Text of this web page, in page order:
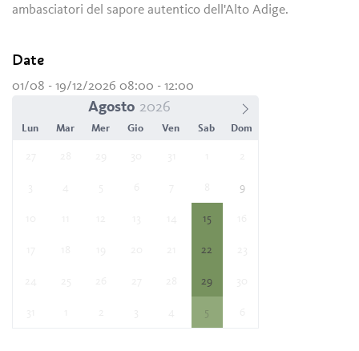
ambasciatori del sapore autentico dell'Alto Adige.
Date
01/08 - 19/12/2026 08:00 - 12:00
Agosto
Lun Mar Mer Gio Ven Sab Dom
9
15
22
29
5